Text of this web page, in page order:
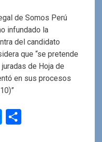
de Somos Perú
infundado la
del candidato
que “se pretende
de Hoja de
en sus procesos
M